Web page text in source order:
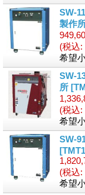
SW-
製作
(税込:
希望
SW-
所
(税込:
希望
SW-
(税込:
希望